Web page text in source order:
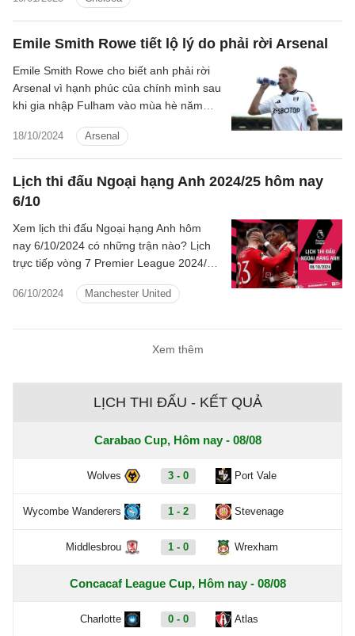
Emile Smith Rowe tiết lộ lý do phải rời Arsenal
18/10/2024 Arsenal
Emile Smith Rowe cho biết anh phải rời
Arsenal vì hạnh phúc của chính mình sau
khi gia nhập Fulham vào mùa hè năm
Lịch thi đấu Ngoại hạng Anh 2024/25 hôm nay
6/10
06/10/2024 Manchester United
Xem lịch thi đấu Ngoại hạng Anh hôm
nay 6/10/2024 có những trận nào? Lịch
trực tiếp vòng 7 Premier League 2024/25
Xem thêm
LỊCH THI ĐẤU - KẾT QUẢ
Carabao Cup, Hôm nay - 08/08
Wolves 3 - 0 Port Vale
Wycombe Wanderers 1 - 2 Stevenage
Middlesbrou 1 - 0 Wrexham
Concacaf League Cup, Hôm nay - 08/08
Charlotte 0 - 0 Atlas